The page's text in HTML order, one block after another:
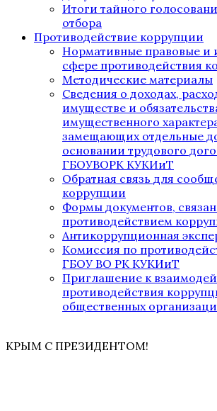
Итоги тайного
отбора
Противодействие коррупции
Нормативные правовые и
сфере противодействия
Методические материалы
Сведения о доходах,
имуществе и
имущественного
замещающих отдельные
основании трудового
ГБОУВОРК КУКИиТ
Обратная связь для
коррупции
Формы документов,
противодействием
Антикоррупционная
Комиссия по
ГБОУ ВО РК КУКИиТ
Приглашение к
противодействия
общественных
КРЫМ С ПРЕЗИДЕНТОМ!